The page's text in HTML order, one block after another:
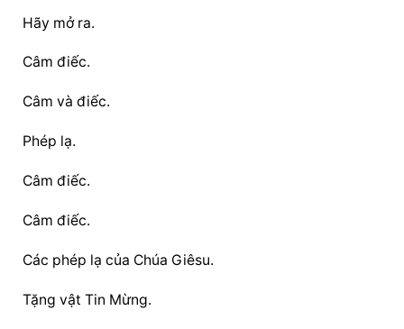
Hãy mở ra.
Câm điếc.
Câm và điếc.
Phép lạ.
Câm điếc.
Câm điếc.
Các phép lạ của Chúa Giêsu.
Tặng vật Tin Mừng.